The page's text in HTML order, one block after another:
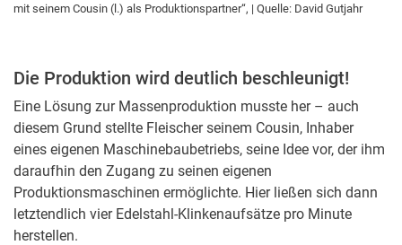
mit seinem Cousin (l.) als Produktionspartner“, | Quelle: David Gutjahr
Die Produktion wird deutlich beschleunigt!
Eine Lösung zur Massenproduktion musste her – auch
diesem Grund stellte Fleischer seinem Cousin, Inhaber
eines eigenen Maschinebaubetriebs, seine Idee vor, der ihm
daraufhin den Zugang zu seinen eigenen
Produktionsmaschinen ermöglichte. Hier ließen sich dann
letztendlich vier Edelstahl-Klinkenaufsätze pro Minute
herstellen.